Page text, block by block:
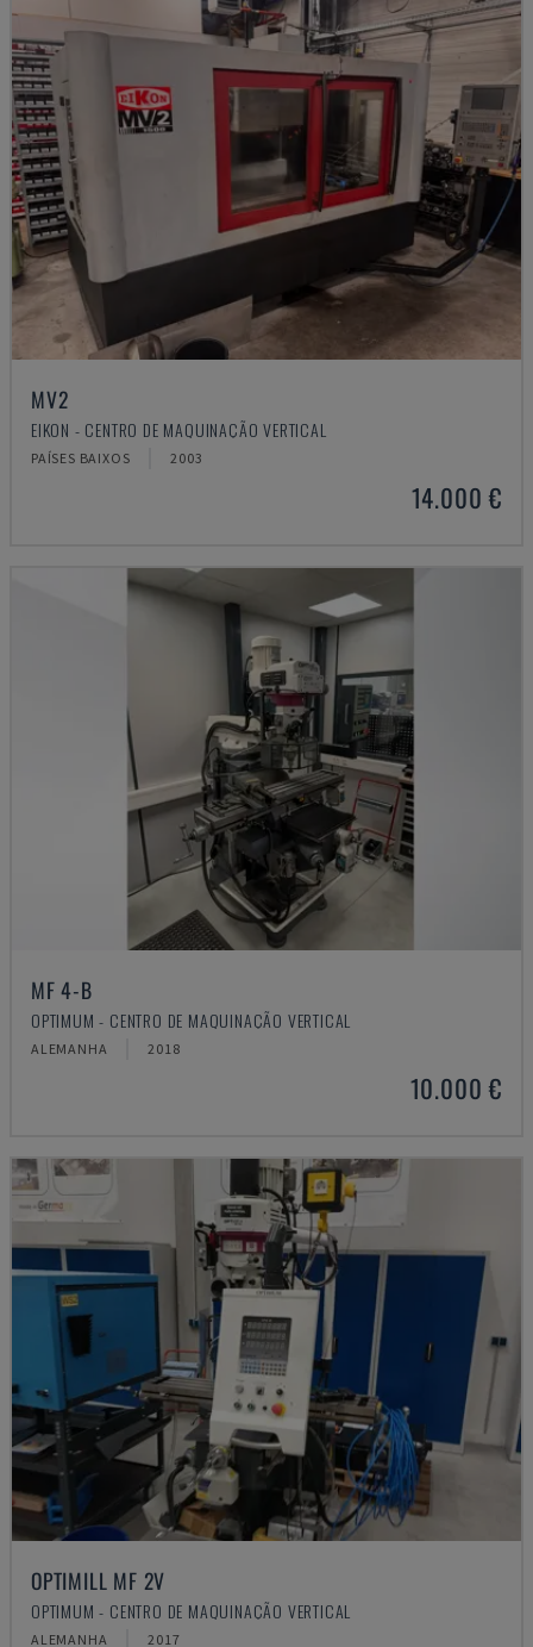
MV2
EIKON - CENTRO DE MAQUINAÇÃO VERTICAL
PAÍSES BAIXOS 2003
14.000 €
MF 4-B
OPTIMUM - CENTRO DE MAQUINAÇÃO VERTICAL
ALEMANHA 2018
10.000 €
OPTIMILL MF 2V
OPTIMUM - CENTRO DE MAQUINAÇÃO VERTICAL
ALEMANHA 2017